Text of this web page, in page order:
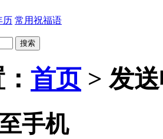
历 常用祝福语
首页> 发送
手机